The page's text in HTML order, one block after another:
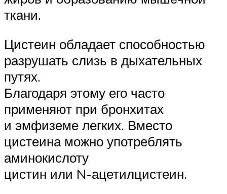
ткани.
Цистеин обладает способностью
разрушать слизь в дыхательных
путях.
Благодаря этому его часто
применяют при бронхитах
и эмфиземе легких. Вместо
цистеина можно употреблять
аминокислоту
цистин или N-ацетилцистеин.